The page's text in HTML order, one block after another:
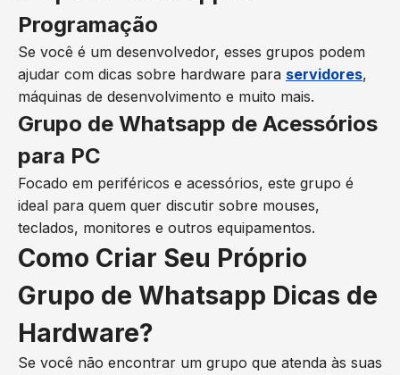
Programação
Se você é um desenvolvedor, esses grupos podem
ajudar com dicas sobre hardware para servidores,
máquinas de desenvolvimento e muito mais.
Grupo de Whatsapp de Acessórios
para PC
Focado em periféricos e acessórios, este grupo é
ideal para quem quer discutir sobre mouses,
teclados, monitores e outros equipamentos.
Como Criar Seu Próprio
Grupo de Whatsapp Dicas de
Hardware?
Se você não encontrar um grupo que atenda às suas